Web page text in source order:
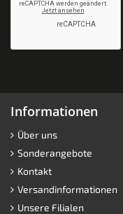
Informationen
Über uns
Sonderangebote
Kontakt
Versandinformationen
Unsere Filialen